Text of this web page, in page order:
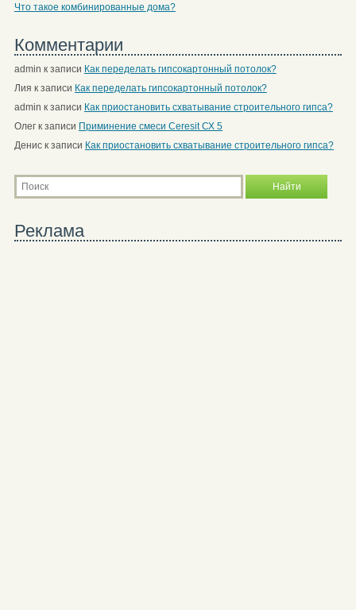
Что такое комбинированные дома?
Комментарии
admin к записи Как переделать гипсокартонный потолок?
Лия к записи Как переделать гипсокартонный потолок?
admin к записи Как приостановить схватывание строительного гипса?
Олегк записи Приминение смеси Ceresit СХ 5
Дениск записи Как приостановить схватывание строительного гипса?
Реклама